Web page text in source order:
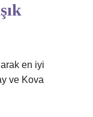
en iyi
ve Kova